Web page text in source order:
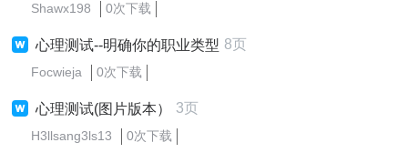
Shawx198 0次下载
心理测试--明确你的职业类型 8页
Focwieja 0次下载
心理测试(图片版本） 3页
H3llsang3ls13 0次下载